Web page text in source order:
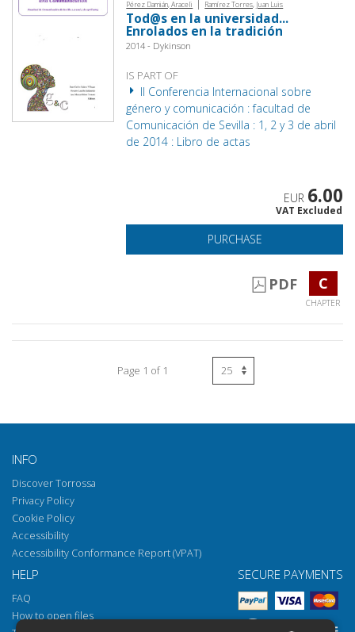
Pérez Damián, Araceli Ramírez Torres, Juan Luis
Tod@s en la universidad...
Enrolados en la tradición
2014 - Dykinson
IS PART OF
II Conferencia Internacional sobre
género y comunicación : facultad de
Comunicación de Sevilla : 1, 2 y 3 de abril
de 2014 : Libro de actas
EUR 6.00
VAT Excluded
PURCHASE
PDF C
CHAPTER
Page 1 of 1
INFO
Discover Torrossa
Privacy Policy
Cookie Policy
Accessibility
Accessibility Conformance Report (VPAT)
HELP
FAQ
How to open files
SECURE PAYMENTS